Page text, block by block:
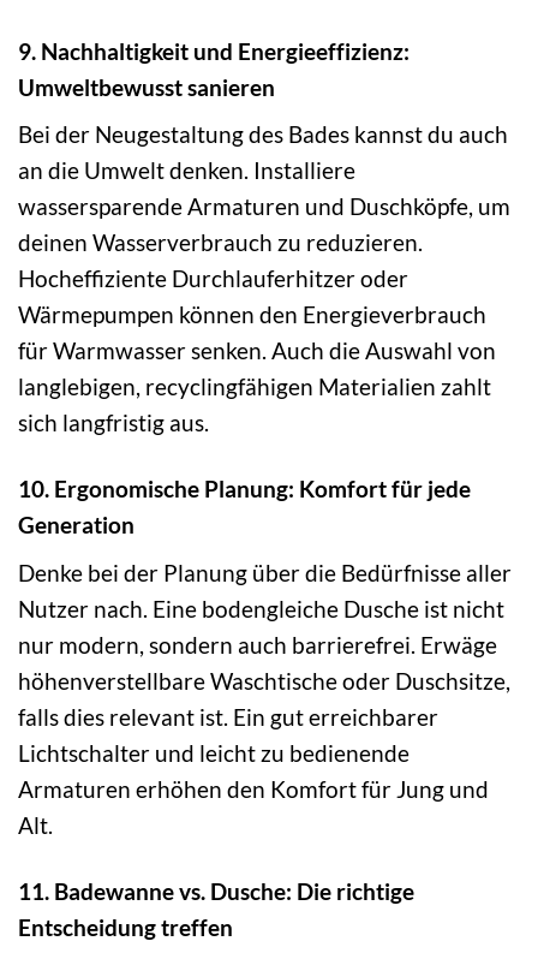
9. Nachhaltigkeit und Energieeffizienz:
Umweltbewusst sanieren
Bei der Neugestaltung des Bades kannst du auch
an die Umwelt denken. Installiere
wassersparende Armaturen und Duschköpfe, um
deinen Wasserverbrauch zu reduzieren.
Hocheffiziente Durchlauferhitzer oder
Wärmepumpen können den Energieverbrauch
für Warmwasser senken. Auch die Auswahl von
langlebigen, recyclingfähigen Materialien zahlt
sich langfristig aus.
10. Ergonomische Planung: Komfort für jede
Generation
Denke bei der Planung über die Bedürfnisse aller
Nutzer nach. Eine bodengleiche Dusche ist nicht
nur modern, sondern auch barrierefrei. Erwäge
höhenverstellbare Waschtische oder Duschsitze,
falls dies relevant ist. Ein gut erreichbarer
Lichtschalter und leicht zu bedienende
Armaturen erhöhen den Komfort für Jung und
Alt.
11. Badewanne vs. Dusche: Die richtige
Entscheidung treffen